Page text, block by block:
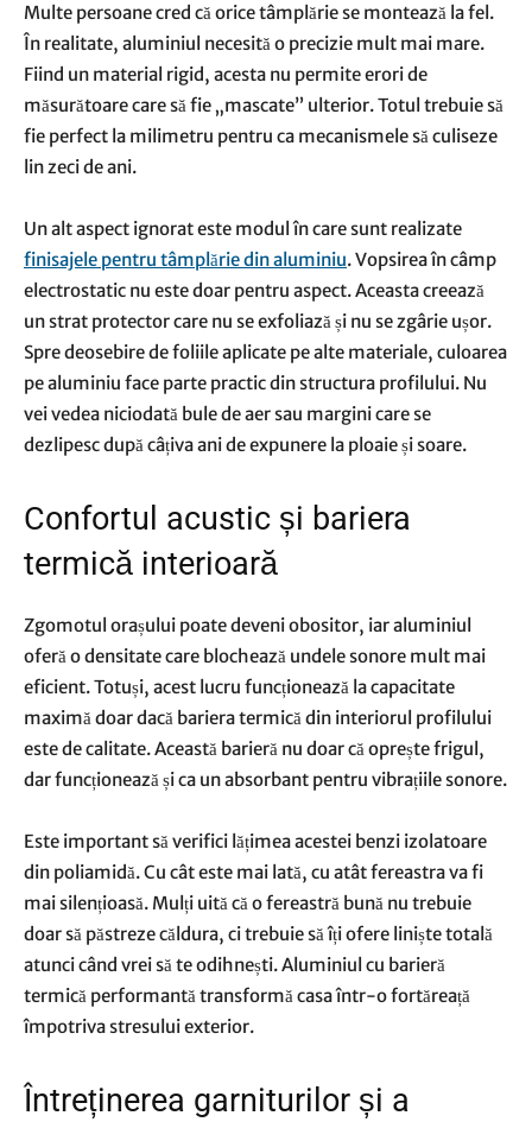
Multe persoane cred că orice tâmplărie se montează la fel.
În realitate, aluminiul necesită o precizie mult mai mare.
Fiind un material rigid, acesta nu permite erori de
măsurătoare care să fie „mascate” ulterior. Totul trebuie să
fie perfect la milimetru pentru ca mecanismele să culiseze
lin zeci de ani.
Un alt aspect ignorat este modul în care sunt realizate
finisajele pentru tâmplărie din aluminiu. Vopsirea în câmp
electrostatic nu este doar pentru aspect. Aceasta creează
un strat protector care nu se exfoliază și nu se zgârie ușor.
Spre deosebire de foliile aplicate pe alte materiale, culoarea
pe aluminiu face parte practic din structura profilului. Nu
vei vedea niciodată bule de aer sau margini care se
dezlipesc după câțiva ani de expunere la ploaie și soare.
​Confortul acustic și bariera
termică interioară
Zgomotul orașului poate deveni obositor, iar aluminiul
oferă o densitate care blochează undele sonore mult mai
eficient. Totuși, acest lucru funcționează la capacitate
maximă doar dacă bariera termică din interiorul profilului
este de calitate. Această barieră nu doar că oprește frigul,
dar funcționează și ca un absorbant pentru vibrațiile sonore.
Este important să verifici lățimea acestei benzi izolatoare
din poliamidă. Cu cât este mai lată, cu atât fereastra va fi
mai silențioasă. Mulți uită că o fereastră bună nu trebuie
doar să păstreze căldura, ci trebuie să îți ofere liniște totală
atunci când vrei să te odihnești. Aluminiul cu barieră
termică performantă transformă casa într-o fortăreață
împotriva stresului exterior.
​Întreținerea garniturilor și a